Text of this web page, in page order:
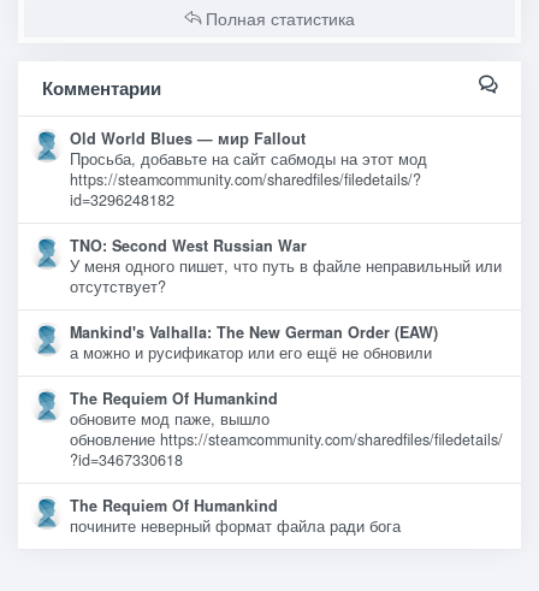
Полная статистика
Комментарии
Old World Blues — мир Fallout
Просьба, добавьте на сайт сабмоды на этот мод
https://steamcommunity.com/sharedfiles/filedetails/?
id=3296248182
TNO: Second West Russian War
У меня одного пишет, что путь в файле неправильный или
отсутствует?
Mankind's Valhalla: The New German Order (EAW)
а можно и русификатор или его ещё не обновили
The Requiem Of Humankind
обновите мод паже, вышло
обновление https://steamcommunity.com/sharedfiles/filedetails/
?id=3467330618
The Requiem Of Humankind
почините неверный формат файла ради бога